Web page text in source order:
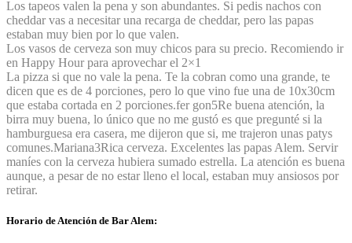
Los tapeos valen la pena y son abundantes. Si pedis nachos con
cheddar vas a necesitar una recarga de cheddar, pero las papas
estaban muy bien por lo que valen.
Los vasos de cerveza son muy chicos para su precio. Recomiendo ir
en Happy Hour para aprovechar el 2×1
La pizza si que no vale la pena. Te la cobran como una grande, te
dicen que es de 4 porciones, pero lo que vino fue una de 10x30cm
que estaba cortada en 2 porciones.fer gon5Re buena atención, la
birra muy buena, lo único que no me gustó es que pregunté si la
hamburguesa era casera, me dijeron que si, me trajeron unas patys
comunes.Mariana3Rica cerveza. Excelentes las papas Alem. Servir
maníes con la cerveza hubiera sumado estrella. La atención es buena
aunque, a pesar de no estar lleno el local, estaban muy ansiosos por
retirar.
Horario de Atención de Bar Alem: